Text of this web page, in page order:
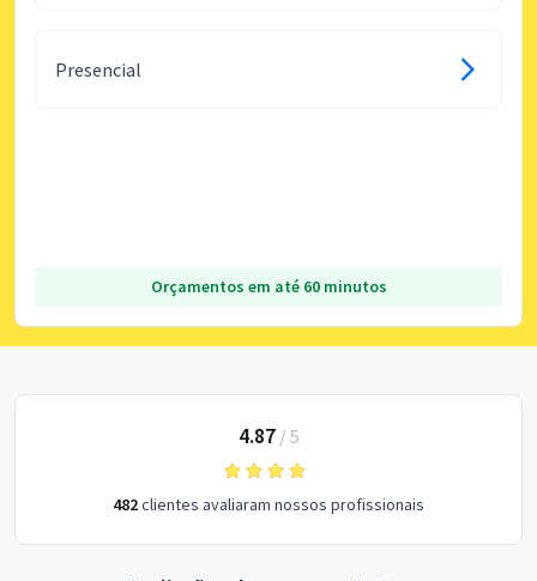
Presencial
Orçamentos em até 60 minutos
4.87/ 5
482clientes avaliaram nossos profissionais